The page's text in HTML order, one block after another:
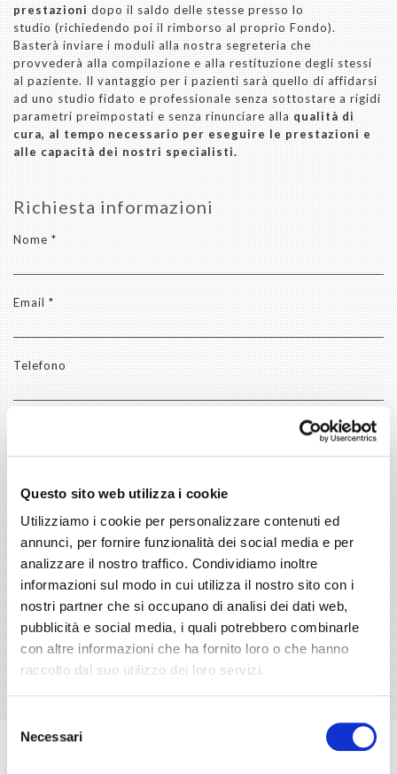
Questo sito web utilizza i cookie
Utilizziamo i cookie per personalizzare contenuti ed
annunci, per fornire funzionalità dei social media e per
analizzare il nostro traffico. Condividiamo inoltre
informazioni sul modo in cui utilizza il nostro sito con i
nostri partner che si occupano di analisi dei dati web,
pubblicità e social media, i quali potrebbero combinarle
con altre informazioni che ha fornito loro o che hanno
raccolto dal suo utilizzo dei loro servizi.
delNecessari
prestazionidopo il saldo delle stesse presso lo
studio (richiedendo poi il rimborso al proprio Fondo).
Basterà inviare i moduli alla nostra segreteria che
provvederà alla compilazione e alla restituzione degli stessi
al paziente. Il vantaggio per i pazienti sarà quello di affidarsi
ad uno studio fidato e professionale senza sottostare a rigidi
parametri preimpostati e senza rinunciare allaqualità di
cura, al tempo necessario per eseguire le prestazioni e
alle capacità dei nostri specialisti.
Richiesta informazioni
Nome *
user *
Email *
Telefono
Messaggio *
* Dichiaro di aver letto l'informativa privacyed esprimo il mio
consenso al trattamento dei dati per le finalità indicate.
INVIA